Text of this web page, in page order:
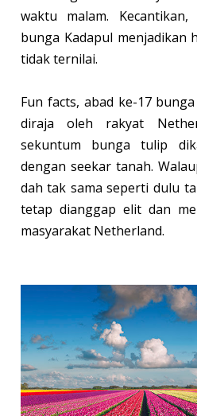
waktu malam.
bunga Kadapul menjadikan
tidak ternilai.
Fun facts, abad ke-17
diraja oleh rakyat
sekuntum bunga tulip
dengan seekar tanah.
dah tak sama seperti dulu
tetap dianggap elit dan
masyarakat Netherland.